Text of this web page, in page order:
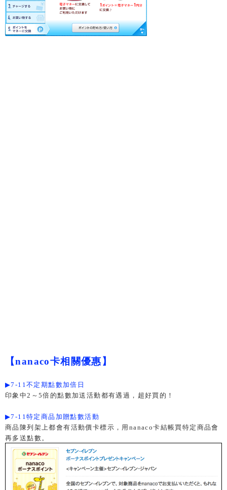
【nanaco卡相關優惠】
▶7-11不定期點數加倍日
印象中2～5倍的點數加送活動都有遇過，超好買的！
▶7-11特定商品加贈點數活動
商品陳列架上都會有活動價卡標示，用nanaco卡結帳買特定商品會
再多送點數。